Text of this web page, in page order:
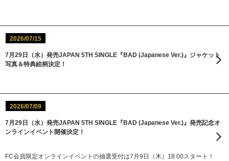
2026/07/15
7月29日（水）発売JAPAN 5TH SINGLE『BAD (Japanese Ver.)』ジャケット
写真＆特典絵柄決定！
2026/07/09
7月29日（水）発売JAPAN 5TH SINGLE『BAD (Japanese Ver.)』発売記念オ
ンラインイベント開催決定！
FC会員限定オンラインイベントの抽選受付は7月9日（木）18:00スタート！